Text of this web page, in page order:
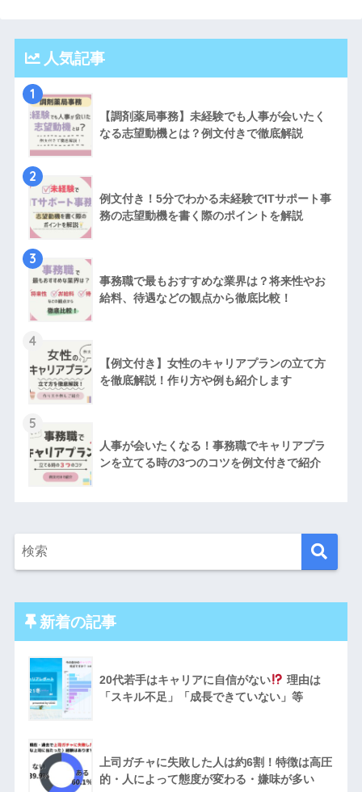
人気記事
1
【調剤薬局事務】未経験でも人事が会いたく
なる志望動機とは？例文付きで徹底解説
2
例文付き！5分でわかる未経験でITサポート事
務の志望動機を書く際のポイントを解説
3
事務職で最もおすすめな業界は？将来性やお
給料、待遇などの観点から徹底比較！
4
【例文付き】女性のキャリアプランの立て方
を徹底解説！作り方や例も紹介します
5
人事が会いたくなる！事務職でキャリアプラ
ンを立てる時の3つのコツを例文付きで紹介
新着の記事
20代若手はキャリアに自信がない
理由は
「スキル不足」「成長できていない」等
上司ガチャに失敗した人は約6割！特徴は高圧
的・人によって態度が変わる・嫌味が多い